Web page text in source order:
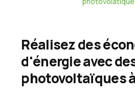
Réalisez des
d'énergie avec
photovoltaïques